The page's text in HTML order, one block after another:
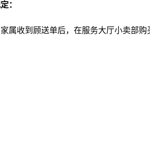
：
属收到顾送单后，在服务大厅小卖部购